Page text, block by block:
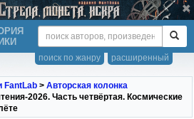
расширенный
поиск по жанру
FantLab > Авторская колонка
2026. Часть четвёртая. Космические